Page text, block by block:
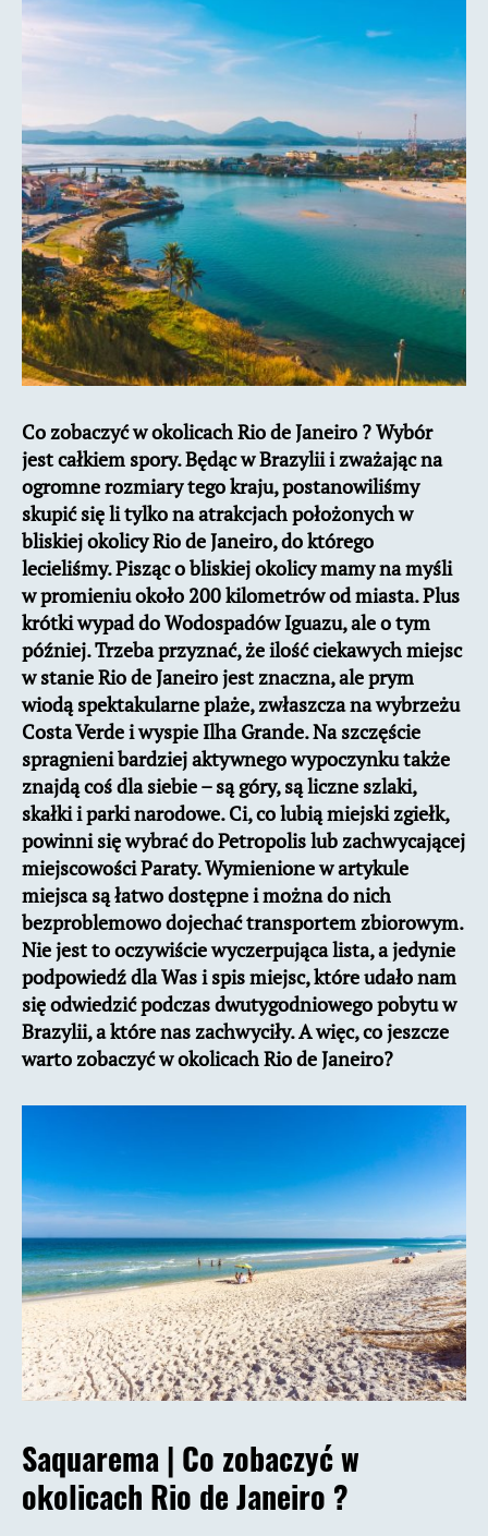
Janeiro
?
Co zobaczyć w okolicach Rio de Janeiro ? Wybór
jest całkiem spory. Będąc w Brazylii i zważając na
ogromne rozmiary tego kraju, postanowiliśmy
skupić się li tylko na atrakcjach położonych w
bliskiej okolicy Rio de Janeiro, do którego
lecieliśmy. Pisząc o bliskiej okolicy mamy na myśli
w promieniu około 200 kilometrów od miasta. Plus
krótki wypad do Wodospadów Iguazu, ale o tym
później. Trzeba przyznać, że ilość ciekawych miejsc
w stanie Rio de Janeiro jest znaczna, ale prym
wiodą spektakularne plaże, zwłaszcza na wybrzeżu
Costa Verde i wyspie Ilha Grande. Na szczęście
spragnieni bardziej aktywnego wypoczynku także
znajdą coś dla siebie – są góry, są liczne szlaki,
skałki i parki narodowe. Ci, co lubią miejski zgiełk,
powinni się wybrać do Petropolis lub zachwycającej
miejscowości Paraty. Wymienione w artykule
miejsca są łatwo dostępne i można do nich
bezproblemowo dojechać transportem zbiorowym.
Nie jest to oczywiście wyczerpująca lista, a jedynie
podpowiedź dla Was i spis miejsc, które udało nam
się odwiedzić podczas dwutygodniowego pobytu w
Brazylii, a które nas zachwyciły. A więc, co jeszcze
warto zobaczyć w okolicach Rio de Janeiro?
Saquarema | Co zobaczyć w
okolicach Rio de Janeiro ?